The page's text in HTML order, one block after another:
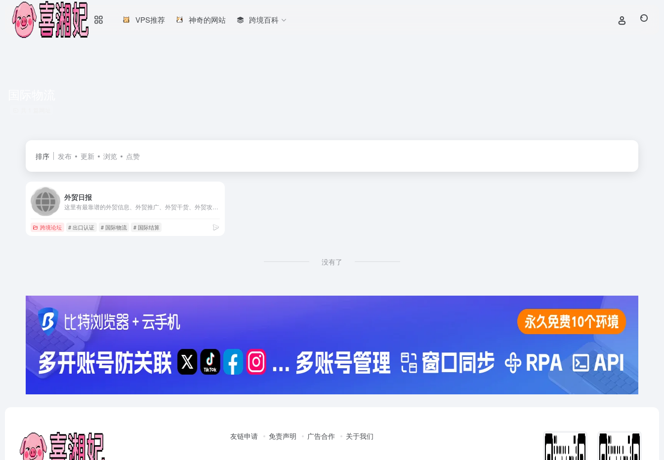
VPS推荐 神奇的网站 跨境百科
排序 发布 更新 浏览 点赞
外贸日报
跨境论坛 # 出口认证 # 国际物流 # 国际结算
没有了
友链申请 免责声明 广告合作 关于我们